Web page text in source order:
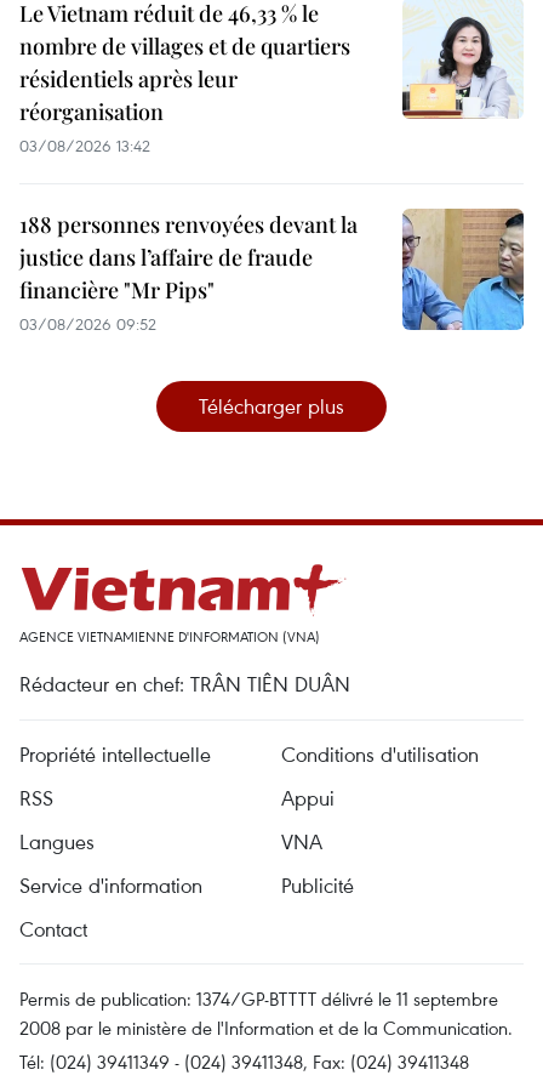
Le Vietnam réduit de 46,33 % le
nombre de villages et de quartiers
résidentiels après leur
réorganisation
03/08/2026 13:42
188 personnes renvoyées devant la
justice dans l’affaire de fraude
financière "Mr Pips"
03/08/2026 09:52
Télécharger plus
AGENCE VIETNAMIENNE D'INFORMATION (VNA)
Rédacteur en chef: TRÂN TIÊN DUÂN
Propriété intellectuelle
Conditions d'utilisation
RSS
Appui
Langues
VNA
Service d'information
Publicité
Contact
Permis de publication: 1374/GP-BTTTT délivré le 11 septembre
2008 par le ministère de l'Information et de la Communication.
Tél: (024) 39411349 - (024) 39411348, Fax: (024) 39411348